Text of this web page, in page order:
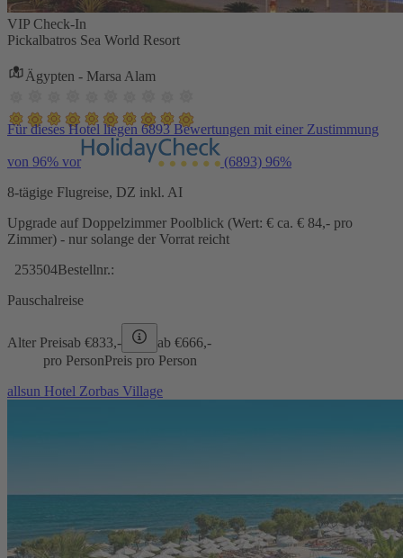
VIP Check-In
Pickalbatros Sea World Resort
Ägypten - Marsa Alam
Für dieses Hotel liegen 6893 Bewertungen mit einer Zustimmung
von 96% vor (6893) 96%
8-tägige Flugreise, DZ inkl. AI
Upgrade auf Doppelzimmer Poolblick (Wert: € ca. € 84,- pro
Zimmer) - nur solange der Vorrat reicht
253504Bestellnr.:
Pauschalreise
Alter Preisab €833,- ab €666,-
pro PersonPreis pro Person
allsun Hotel Zorbas Village